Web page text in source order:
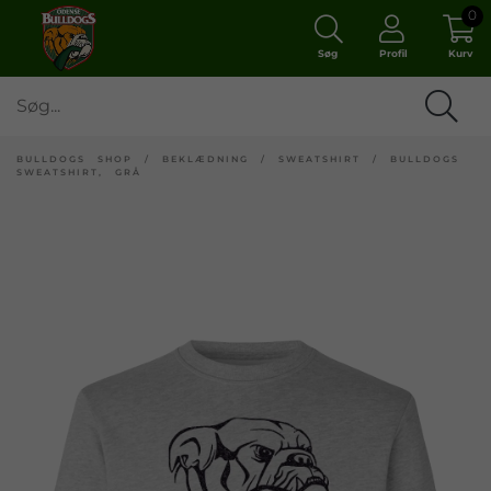
Søg Profil Kurv
0
BULLDOGS SHOP / BEKLÆDNING / SWEATSHIRT / BULLDOGS
SWEATSHIRT, GRÅ